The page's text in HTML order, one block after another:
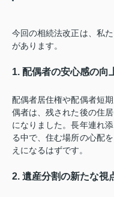
今回の相続法改正は、私
があります。
1. 配偶者の安心感の向
配偶者居住権や配偶者短
偶者は、残された後の住
になりました。長年連れ
る中で、住む場所の心配
えになるはずです。
2. 遺産分割の新たな視